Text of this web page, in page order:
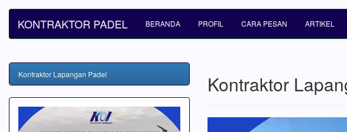
KONTRAKTOR PADEL BERANDA PROFIL CARA PESAN ARTIKEL
Kontraktor
Kontraktor Lapangan Padel